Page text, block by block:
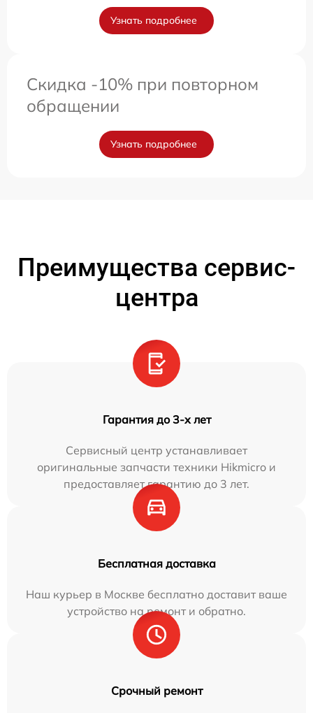
Узнать подробнее
Скидка -10% при повторном
обращении
Узнать подробнее
Преимущества сервис-
центра
Гарантия до 3-х лет
Сервисный центр устанавливает
оригинальные запчасти техники Hikmicro и
предоставляет гарантию до 3 лет.
Бесплатная доставка
Наш курьер в Москве бесплатно доставит ваше
устройство на ремонт и обратно.
Срочный ремонт